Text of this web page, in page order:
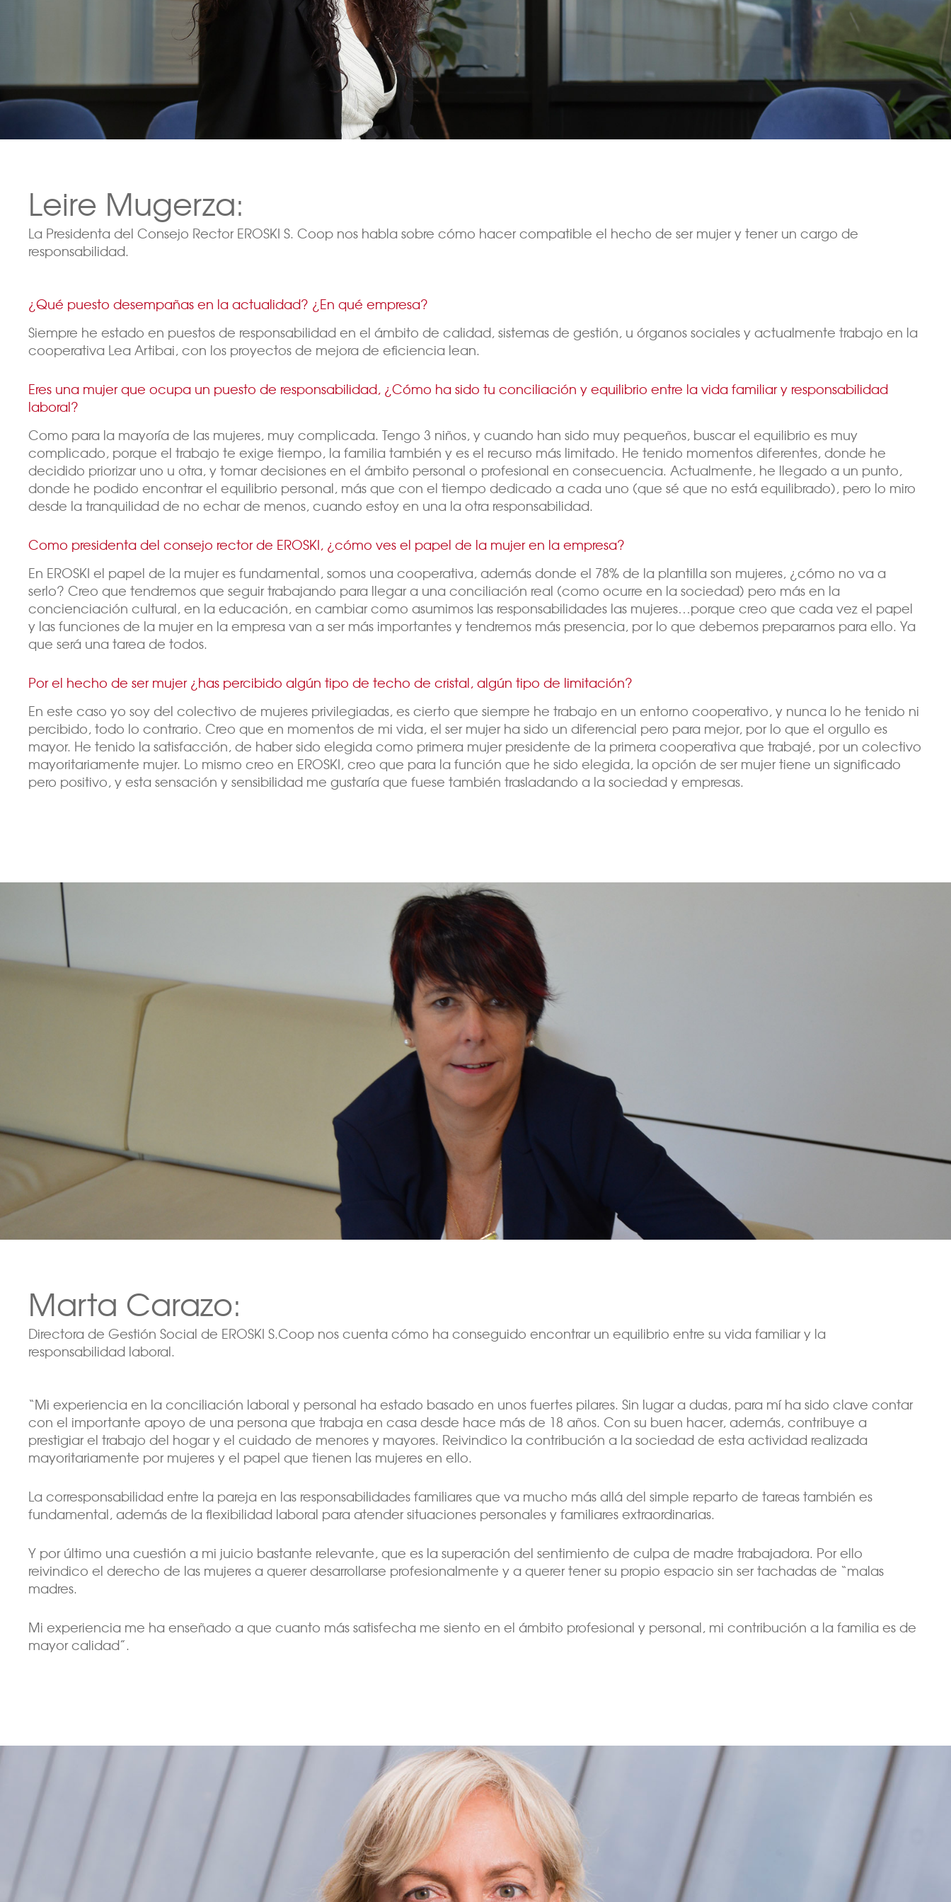
Leire Mugerza:
La Presidenta del Consejo Rector EROSKI S. Coop nos habla sobre cómo hacer compatible el hecho de ser mujer y tener un cargo de
responsabilidad.
¿Qué puesto desempañas en la actualidad? ¿En qué empresa?
Siempre he estado en puestos de responsabilidad en el ámbito de calidad, sistemas de gestión, u órganos sociales y actualmente trabajo en la
cooperativa Lea Artibai, con los proyectos de mejora de eficiencia lean.
Eres una mujer que ocupa un puesto de responsabilidad, ¿Cómo ha sido tu conciliación y equilibrio entre la vida familiar y responsabilidad
laboral?
Como para la mayoría de las mujeres, muy complicada. Tengo 3 niños, y cuando han sido muy pequeños, buscar el equilibrio es muy
complicado, porque el trabajo te exige tiempo, la familia también y es el recurso más limitado. He tenido momentos diferentes, donde he
decidido priorizar uno u otra, y tomar decisiones en el ámbito personal o profesional en consecuencia. Actualmente, he llegado a un punto,
donde he podido encontrar el equilibrio personal, más que con el tiempo dedicado a cada uno (que sé que no está equilibrado), pero lo miro
desde la tranquilidad de no echar de menos, cuando estoy en una la otra responsabilidad.
Como presidenta del consejo rector de EROSKI, ¿cómo ves el papel de la mujer en la empresa?
En EROSKI el papel de la mujer es fundamental, somos una cooperativa, además donde el 78% de la plantilla son mujeres, ¿cómo no va a
serlo? Creo que tendremos que seguir trabajando para llegar a una conciliación real (como ocurre en la sociedad) pero más en la
concienciación cultural, en la educación, en cambiar como asumimos las responsabilidades las mujeres…porque creo que cada vez el papel
y las funciones de la mujer en la empresa van a ser más importantes y tendremos más presencia, por lo que debemos prepararnos para ello. Ya
que será una tarea de todos.
Por el hecho de ser mujer ¿has percibido algún tipo de techo de cristal, algún tipo de limitación?
En este caso yo soy del colectivo de mujeres privilegiadas, es cierto que siempre he trabajo en un entorno cooperativo, y nunca lo he tenido ni
percibido, todo lo contrario. Creo que en momentos de mi vida, el ser mujer ha sido un diferencial pero para mejor, por lo que el orgullo es
mayor. He tenido la satisfacción, de haber sido elegida como primera mujer presidente de la primera cooperativa que trabajé, por un colectivo
mayoritariamente mujer. Lo mismo creo en EROSKI, creo que para la función que he sido elegida, la opción de ser mujer tiene un significado
pero positivo, y esta sensación y sensibilidad me gustaría que fuese también trasladando a la sociedad y empresas.
Marta Carazo:
Directora de Gestión Social de EROSKI S.Coop nos cuenta cómo ha conseguido encontrar un equilibrio entre su vida familiar y la
responsabilidad laboral.
“Mi experiencia en la conciliación laboral y personal ha estado basado en unos fuertes pilares. Sin lugar a dudas, para mí ha sido clave contar
con el importante apoyo de una persona que trabaja en casa desde hace más de 18 años. Con su buen hacer, además, contribuye a
prestigiar el trabajo del hogar y el cuidado de menores y mayores. Reivindico la contribución a la sociedad de esta actividad realizada
mayoritariamente por mujeres y el papel que tienen las mujeres en ello.
La corresponsabilidad entre la pareja en las responsabilidades familiares que va mucho más allá del simple reparto de tareas también es
fundamental, además de la flexibilidad laboral para atender situaciones personales y familiares extraordinarias.
Y por último una cuestión a mi juicio bastante relevante, que es la superación del sentimiento de culpa de madre trabajadora. Por ello
reivindico el derecho de las mujeres a querer desarrollarse profesionalmente y a querer tener su propio espacio sin ser tachadas de “malas
madres.
Mi experiencia me ha enseñado a que cuanto más satisfecha me siento en el ámbito profesional y personal, mi contribución a la familia es de
mayor calidad”.